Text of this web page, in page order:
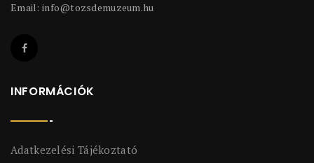
Email: info@tozsdemuzeum.hu
INFORMÁCIÓK
Adatkezelési Tájékoztató